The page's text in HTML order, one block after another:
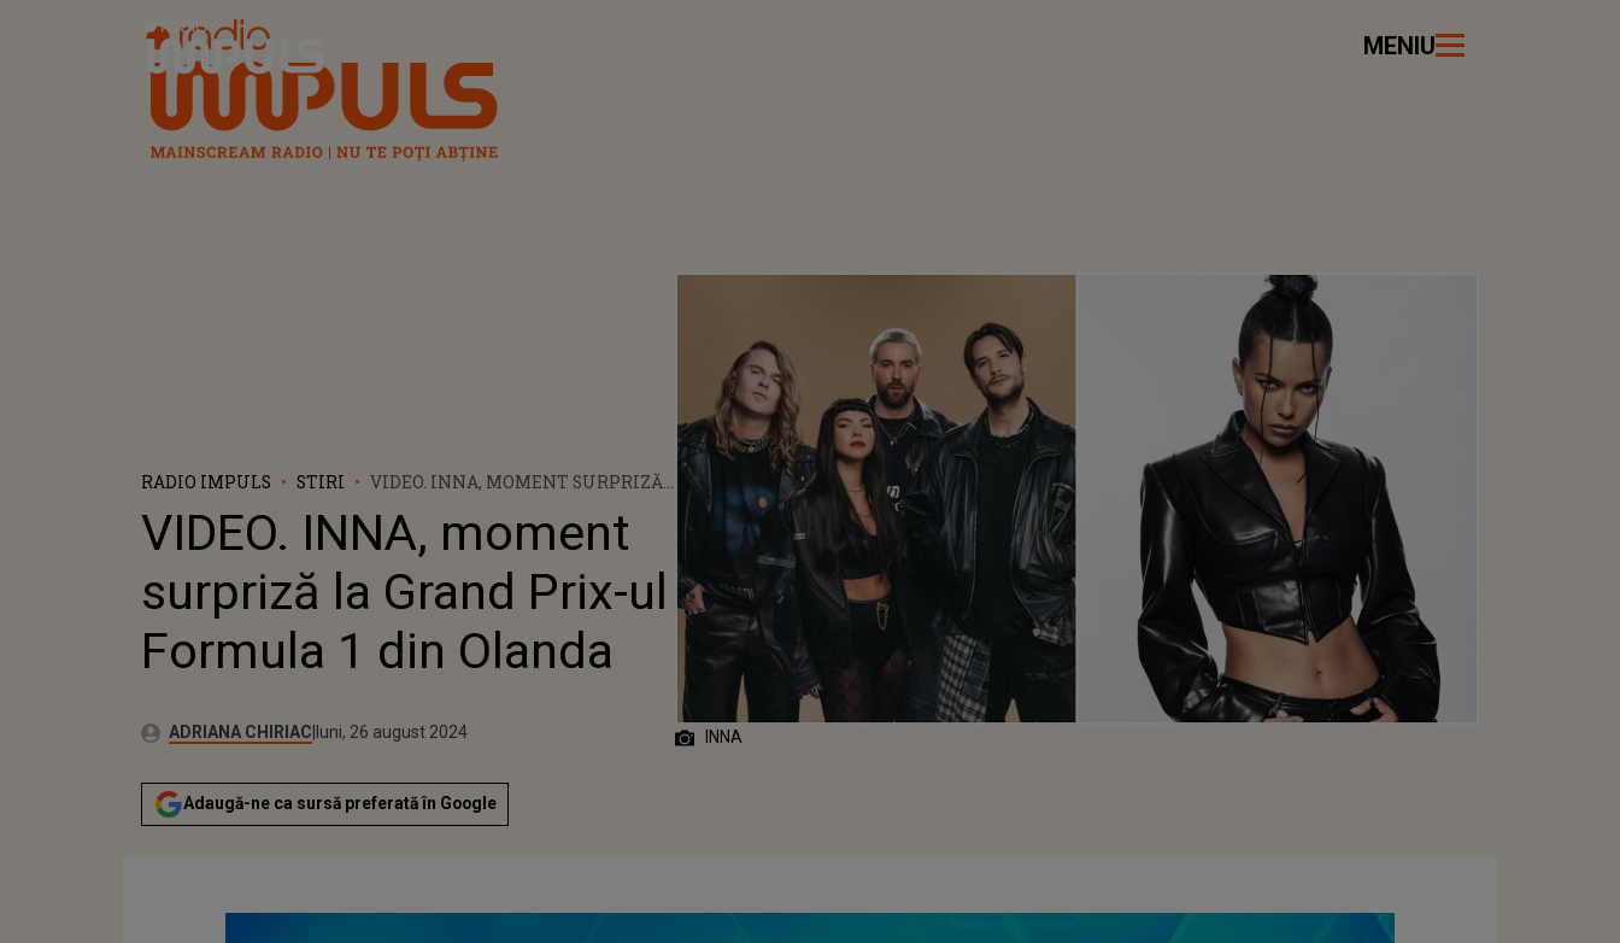
Radio Impuls MENIU
RADIO IMPULS STIRI
VIDEO. INNA, MOMENT SURPRIZĂ
DIN OLANDA
VIDEO. INNA, moment
surpriză la Grand Prix-ul
Formula 1 din Olanda
Autor:ADRIANA CHIRIAC Publicat:
luni, 26 august 2024
Adaugă-ne ca sursă preferată în Google
INNA